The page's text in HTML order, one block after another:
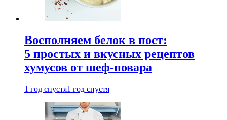
Восполняем белок в пост:
5 простых и вкусных рецептов
хумусов от шеф-повара
1 год спустя1 год спустя